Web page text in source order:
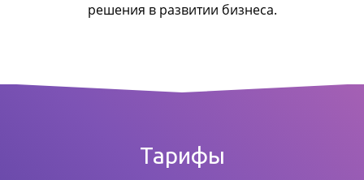
решения в развитии бизнеса.
Тарифы